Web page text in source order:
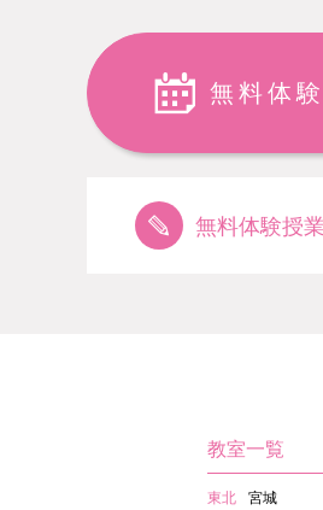
無料体
無料体験授
教室一覧
東北
宮城